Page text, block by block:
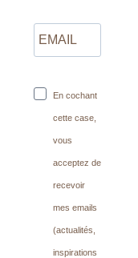
En cochant
cette case,
vous
acceptez de
recevoir
mes emails
(actualités,
inspirations